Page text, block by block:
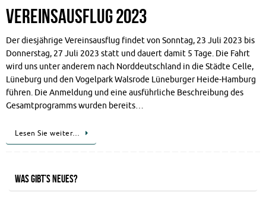
Vereinsausflug 2023
Der diesjährige Vereinsausflug findet von Sonntag, 23 Juli 2023 bis
Donnerstag, 27 Juli 2023 statt und dauert damit 5 Tage. Die Fahrt
wird uns unter anderem nach Norddeutschland in die Städte Celle,
Lüneburg und den Vogelpark Walsrode Lüneburger Heide-Hamburg
führen. Die Anmeldung und eine ausführliche Beschreibung des
Gesamtprogramms wurden bereits…
Lesen Sie weiter…
Was gibt’s Neues?